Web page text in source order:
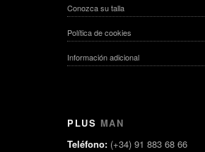
Conozca su talla
Política de cookies
Información adicional
PLUS MAN
Teléfono: (+34) 91 883 68 66